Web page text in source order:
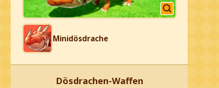
Minidösdrache
Dösdrachen-Waffen